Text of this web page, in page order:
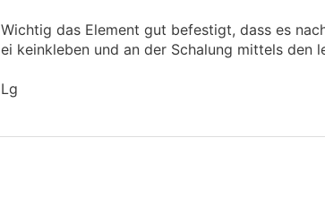
Wichtig das Element gut befestigt, dass es
ei keinkleben und an der Schalung mittels den
Lg